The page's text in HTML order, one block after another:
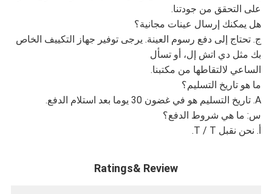
على التحقق من جودتنا.
هل يمكنك إرسال عينات مجانية؟
ج. تحتاج إلى دفع رسوم العينة. يرجى توفير جهاز التكييف الخاص
بك مثل دي اتش إل، أو تسأل
الساعي لالتقاطها من مكتبنا.
ما هو تاريخ التسليم؟
A. تاريخ التسليم هو في غضون 30 يوما بعد استلام الدفع.
س: ما هي شروط الدفع؟
أ. نحن نقبل T / T.
Ratings& Review